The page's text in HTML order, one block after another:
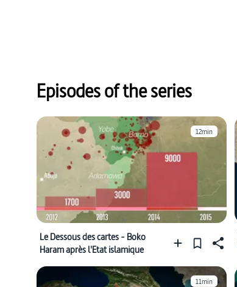
Episodes of the series
12min
Le Dessous des cartes - Boko
Haram après l'Etat islamique
11min